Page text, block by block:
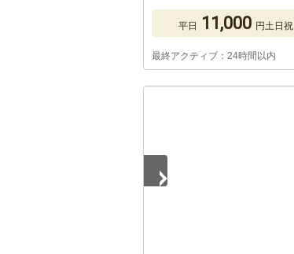
平日 11,000 円土日祝
最終アクティブ：24時間以内